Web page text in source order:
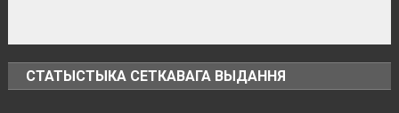
СТАТЫСТЫКА СЕТКАВАГА ВЫДАННЯ